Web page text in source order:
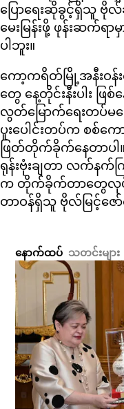
ပြောရေးဆိုခွင့်ရှိသူ ဗိုလ်
မေးမြန်းဖို့ ဖုန်းဆက်
ပါဘူး။
ကော့ကရိတ်မြို့အနီးဝ
တွေ နေ့တိုင်းနီးပါး ဖြစ်
လွတ်မြောက်ရေးတပ်မတ
ပူးပေါင်းတပ်က စစ်ကေ
ဖြတ်တိုက်ခိုက်နေတာပ
ရုန်းဗုံးချတာ လက်နက်က
က တိုက်ခိုက်တာတွေလုပ်န
တာဝန်ရှိသူ ဗိုလ်မြင့်ဇေ
နောက်ထပ် သတင်းများ